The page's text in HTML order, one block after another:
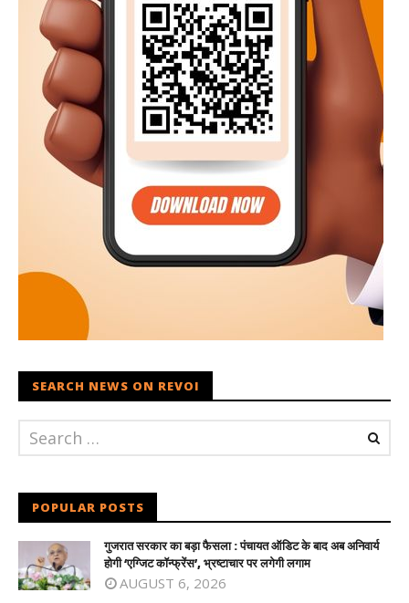
SEARCH NEWS ON REVOI
POPULAR POSTS
गुजरात सरकार का बड़ा फैसला : पंचायत ऑडिट के बाद अब अनिवार्य
होगी ‘एग्जिट कॉन्फ्रेंस’, भ्रष्टाचार पर लगेगी लगाम
AUGUST 6, 2026